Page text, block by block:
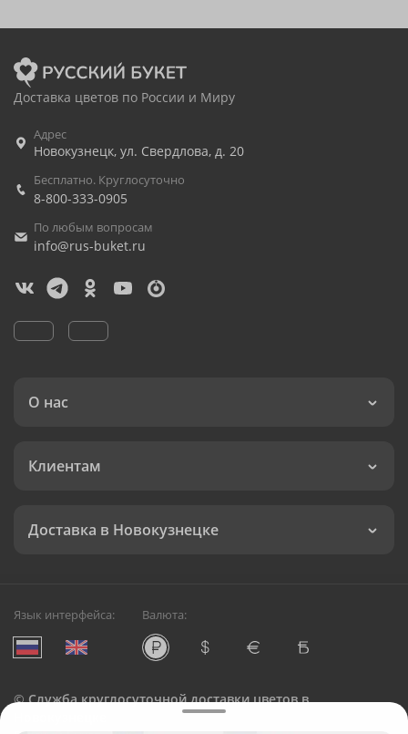
Доставка цветов по России и Миру
Адрес
Новокузнецк, ул. Свердлова, д. 20
Бесплатно. Круглосуточно
8-800-333-0905
По любым вопросам
info@rus-buket.ru
О нас
Клиентам
Доставка в Новокузнецке
Язык интерфейса: Валюта:
©Служба круглосуточной доставки цветов в